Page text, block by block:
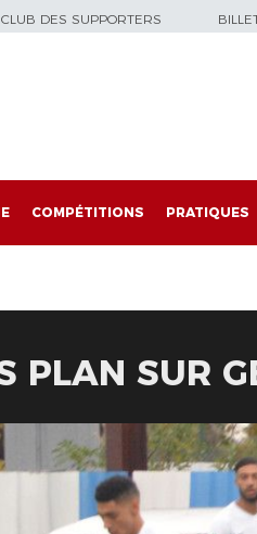
CLUB DES SUPPORTERS
COMPÉTITIONS PRATIQUES
PLAN SUR